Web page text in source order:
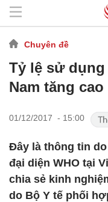
Chuyên đề
Tỷ lệ sử
Nam tăng cao
01/12/2017 - 15:00
Đây là thông tin
đại diện WHO tại
chia sẻ kinh
do Bộ Y tế phối